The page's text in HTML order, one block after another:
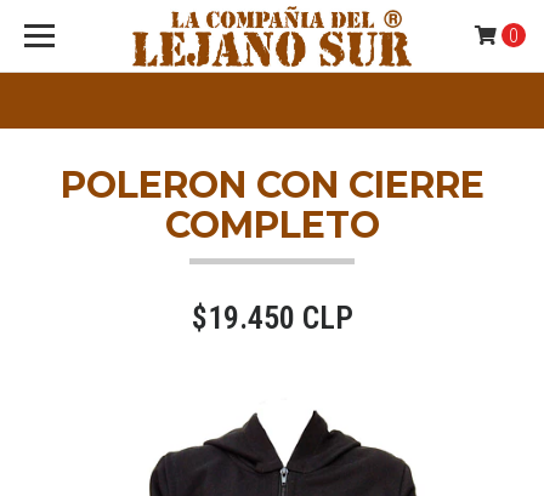
0
POLERON CON CIERRE
COMPLETO
$19.450 CLP